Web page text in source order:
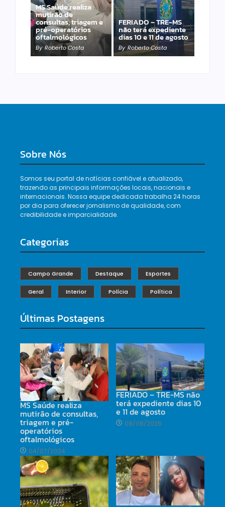
MS Saúde realiza
mutirão de
consultas, triagem e
pré-operatórios
oftalmológicos
By Roberto Costa
FERIADO – TRE-MS
não terá expediente
dias 10 e 11 de agosto
By Roberto Costa
Laranja azeda atrai
investimento
francês para
produção de óleos
essenciais
By Roberto Costa
Sobre Nós
Somos seu portal de notícias confiável e atualizado,
trazendo as principais informações locais, nacionais e
internacionais. Nossa equipe dedicada trabalha 24 horas
por dia para oferecer jornalismo de qualidade, com
credibilidade e imparcialidade.
Categorias
Campo Grande Destaque Esportes
Geral Interior Polícia Política
Últimas Postagens
MS Saúde realiza
mutirão de consultas,
triagem e pré-
operatórios
oftalmológicos
04/07/2024
FERIADO – TRE-MS não
terá expediente dias 10
e 11 de agosto
08/08/2026